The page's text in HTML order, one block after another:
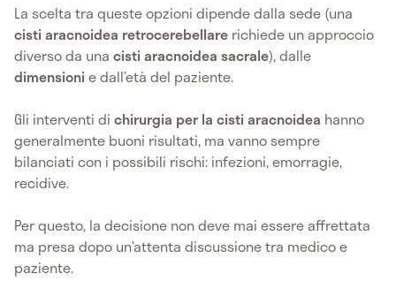
La scelta tra queste opzioni dipende dalla sede (una
cisti aracnoidea retrocerebellare richiede un approccio
diverso da una cisti aracnoidea sacrale), dalle
dimensionie dall’età del paziente.
Gli interventi di chirurgia per la cisti aracnoidea hanno
generalmente buoni risultati, ma vanno sempre
bilanciati con i possibili rischi: infezioni, emorragie,
recidive.
Per questo, la decisione non deve mai essere affrettata
ma presa dopo un’attenta discussione tra medico e
paziente.